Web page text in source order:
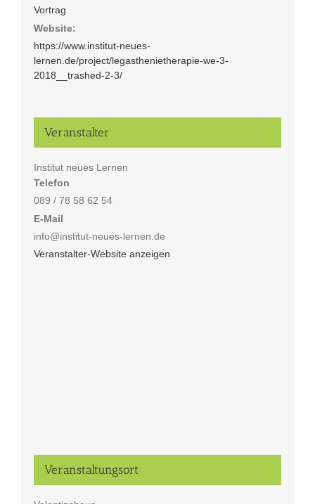
Vortrag
Website:
https://www.institut-neues-
lernen.de/project/legasthenietherapie-we-3-
2018__trashed-2-3/
Veranstalter
Institut neues Lernen
Telefon
089 / 78 58 62 54
E-Mail
info@institut-neues-lernen.de
Veranstalter-Website anzeigen
Veranstaltungsort